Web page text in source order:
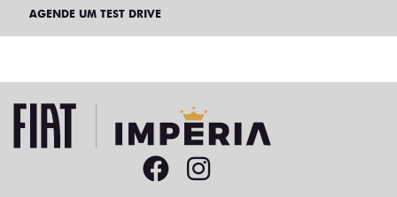
AGENDE UM TEST DRIVE